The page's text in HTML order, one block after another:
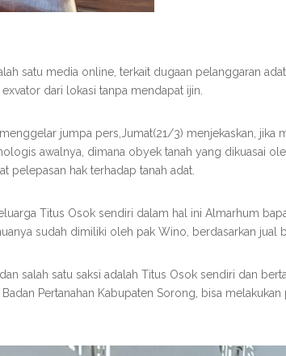
satu media online, terkait dugaan pelanggaran
dari lokasi tanpa mendapat ijin.
jumpa pers,Jumat(21/3) menjekaskan, jika
awalnya, dimana obyek tanah yang dikuasai
pelepasan hak terhadap tanah adat.
Titus Osok sendiri dalam hal ini Almarhum
sudah dimiliki oleh pak Wino, berdasarkan jual
salah satu saksi adalah Titus Osok sendiri dan
Pertanahan Kabupaten Sorong, bisa